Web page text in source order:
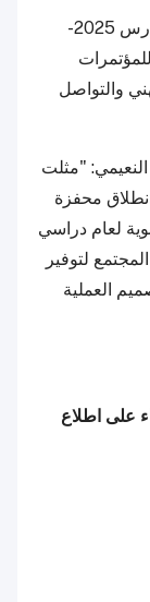
وأشارت الوزارة إلى أن فعالية "العودة للمدارس 2025-
والتواصل
النعيمي: "مثلت
2025-2026 نقطة انطلاق محفزة
لعام دراسي
لتوفير
العملية
على اطلاع